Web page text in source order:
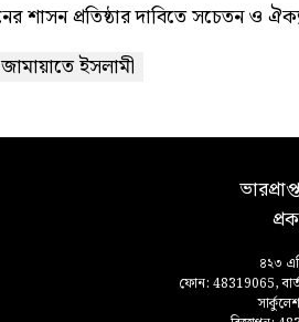
প্রতিষ্ঠার দাবিতে সচেতন ও
জামায়াতে ইসলামী
৪২৩
ফোন: 48319065,